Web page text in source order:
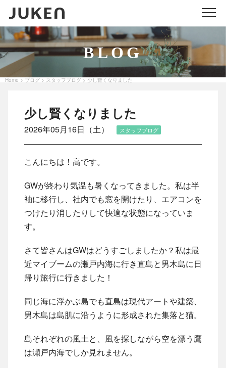
メ
BLOG
Home > ブログ > スタッフブログ > 少し賢くなりました
少し賢くなりました
2026年05月16日（土） スタッフブログ
こんにちは！高です。
GWが終わり気温も暑くなってきました。私は半
袖に移行し、社内でも窓を開けたり、エアコンを
つけたり消したりして快適な状態になっていま
す。
さて皆さんはGWはどうすごしましたか？私は最
近マイブームの瀬戸内海に行き直島と男木島に日
帰り旅行に行きました！
同じ海に浮かぶ島でも直島は現代アートや建築、
男木島は島肌に沿うように形成された集落と猫。
島それぞれの風土と、風を探しながら空を漂う鷹
は瀬戸内海でしか見れません。